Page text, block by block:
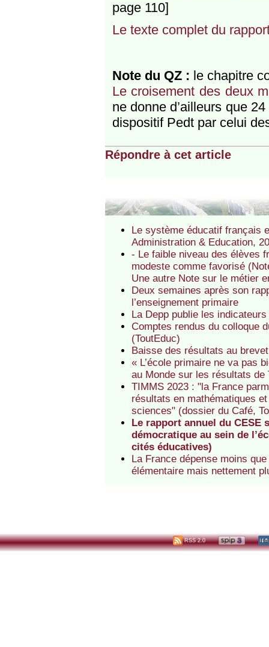
page 110]
Le texte complet du
Note du QZ : le chapitre
Le croisement des deux
ne donne d’ailleurs que
dispositif Pedt par celui
Répondre à cet article
Le système éducatif français
Administration & Education,
- Le faible niveau des élèves
modeste comme favorisé
Une autre Note sur le métier
Deux semaines après son
l’enseignement primaire
La Depp publie les
Comptes rendus du colloque
(ToutEduc)
Baisse des résultats au
« L’école primaire ne va pas
au Monde sur les résultats de
TIMMS 2023 : "la France
résultats en mathématiques
sciences" (dossier du Café,
Le rapport annuel du CESE
démocratique au sein de
cités éducatives)
La France dépense moins
élémentaire mais nettement
RSS 2.0